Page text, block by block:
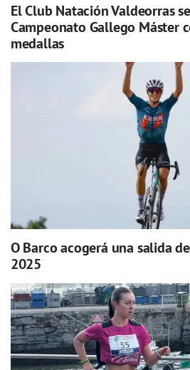
El Club Natación Valdeorras
Campeonato Gallego Máster
medallas
O Barco acogerá una salida
2025